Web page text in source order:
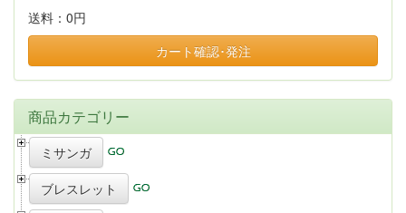
送料： 0円
カート確認･発注
商品カテゴリー
ミサンガ
ブレスレット